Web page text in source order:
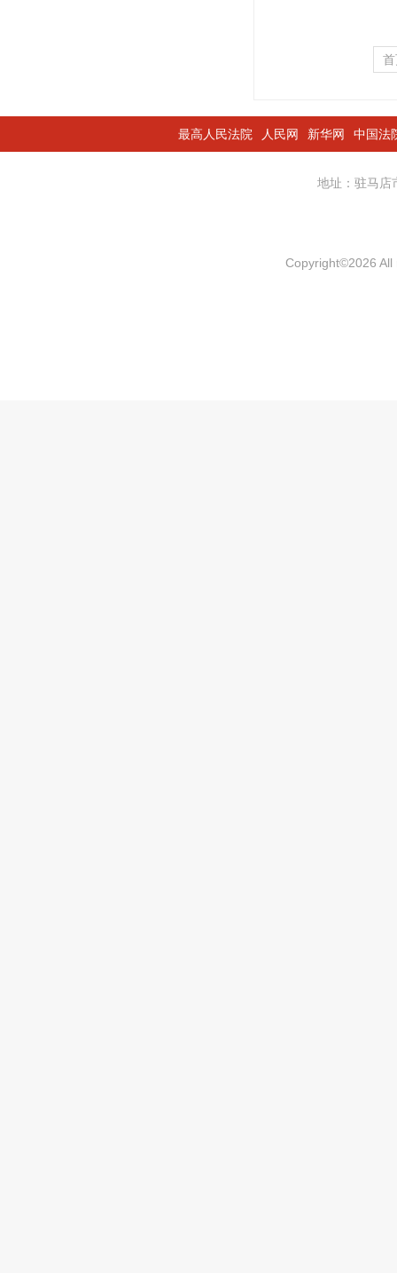
最高人民法院 人民网 新华网 中国法
地址：驻马
Copyright©2026